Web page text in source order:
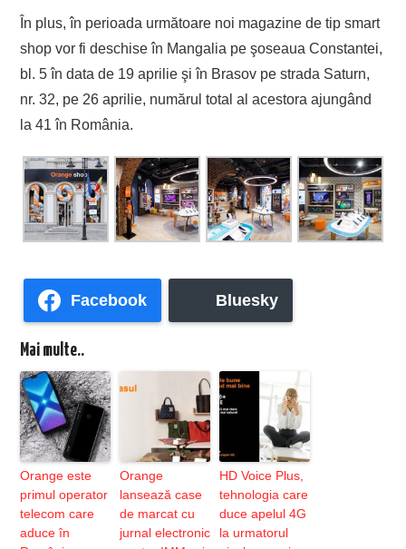
În plus, în perioada următoare noi magazine de tip smart
shop vor fi deschise în Mangalia pe şoseaua Constantei,
bl. 5 în data de 19 aprilie şi în Brasov pe strada Saturn,
nr. 32, pe 26 aprilie, numărul total al acestora ajungând
la 41 în România.
Facebook Bluesky
Mai multe..
Orange este
primul operator
telecom care
aduce în
Orange
lansează case
de marcat cu
jurnal electronic
HD Voice Plus,
tehnologia care
duce apelul 4G
la urmatorul